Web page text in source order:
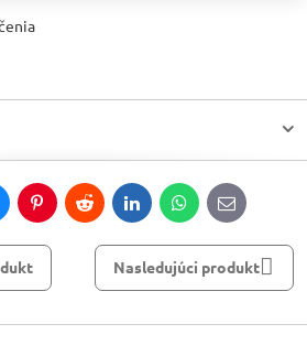
PinterestRedditLinkedInWhatsApp
E-
mail
Nasledujúci produkt